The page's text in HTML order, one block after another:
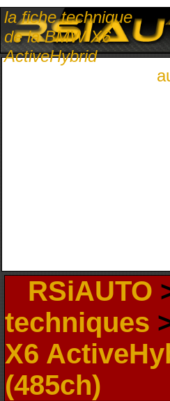
la fiche technique
de la BMW X6
ActiveHybrid
RSiAUTO
techniques
X6
(485ch)